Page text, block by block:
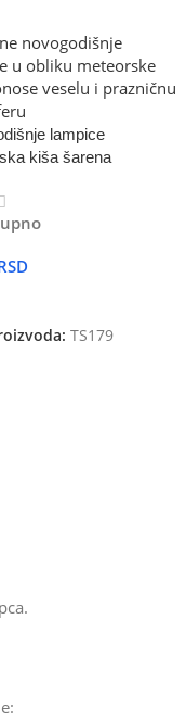
lampice
kiša šarena
TS179